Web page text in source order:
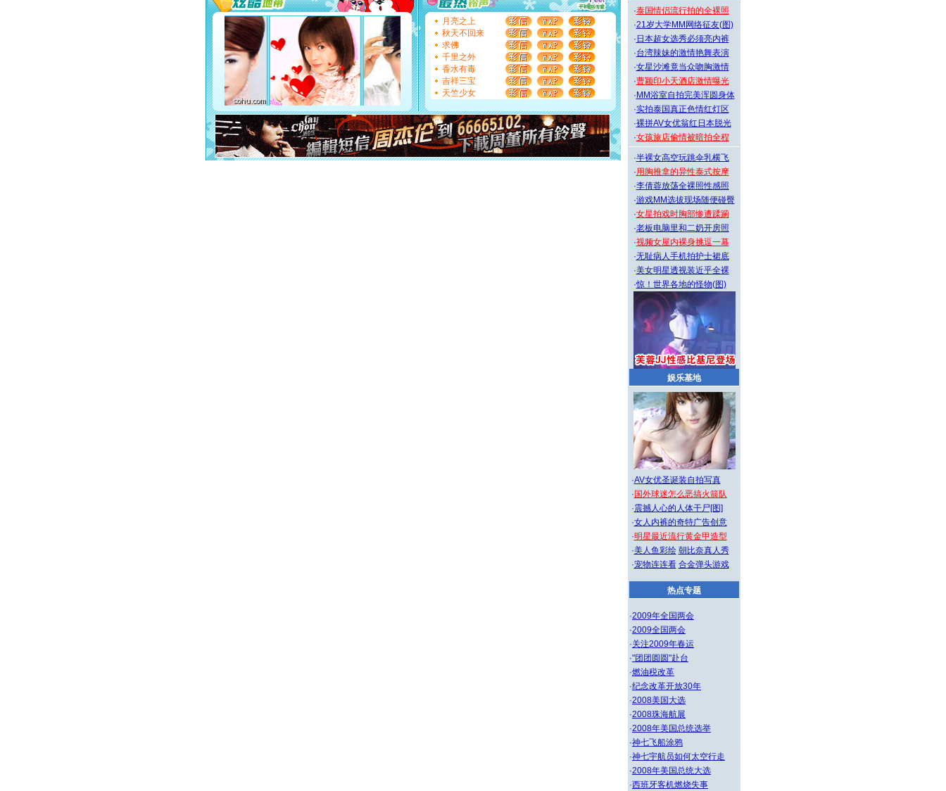
断电。爱你是我职业，想你是我事业，抱你是我特长，吻
你是我专业！水晶之恋祝你新年快乐
[元旦]
如果上天让我许三个愿望，一是今生今世和你在一
起；二是再生再世和你在一起；三是三生三世和你不再分
离。水晶之恋祝你新年快乐
[元旦]
当我狠下心扭头离去那一刻，你在我身后无助地哭
泣，这痛楚让我明白我多么爱你。我转身抱住你：这猪不
卖了。水晶之恋祝你新年快乐。
[春节] 风柔雨润好月圆，半岛铁盒伴身边，每日尽显开心
颜！冬去春来似水如烟，劳碌人生需尽欢！听一曲轻歌，
道一声平安！新年吉祥万事如愿
[春节]传说薰衣草有四片叶子：第一片叶子是信仰，第二
片叶子是希望，第三片叶子是爱情，第四片叶子是幸运。
送你一棵薰衣草，愿你新年快乐！
月亮之上
秋天不回来
求佛
千里之外
香水有毒
吉祥三宝
天竺少女
·泰国情侣流行拍的全裸照
·21岁大学MM网络征友(图)
· 日本超女选秀必须亮内裤
·台湾辣妹的激情艳舞表演
·女星沙滩竟当众吻胸激情
·曹颖印小天酒店激情曝光
· MM浴室自拍完美浑圆身体
·实拍泰国真正色情红灯区
·裸拼AV女优翁红日本脱光
·女孩旅店偷情被暗拍全程
·半裸女高空玩跳伞乳横飞
·用胸推拿的异性泰式按摩
·李倩蓉放荡全裸照性感照
·游戏MM选拔现场随便碰臀
·女星拍戏时胸部惨遭蹂躏
·老板电脑里和二奶开房照
·视频女屋内裸身挑逗一幕
·无耻病人手机拍护士裙底
·美女明星透视装近乎全裸
·惊！世界各地的怪物(图)
娱乐基地
·AV女优圣诞装自拍写真
· 国外球迷怎么恶搞火箭队
·震撼人心的人体干尸[图]
·女人内裤的奇特广告创意
·明星最近流行黄金甲造型
·美人鱼彩绘 朝比奈真人秀
·宠物连连看 合金弹头游戏
热点专题
·2009年全国两会
·2009全国两会
·关注2009年春运
·"团团圆圆"赴台
·燃油税改革
·纪念改革开放30年
·2008美国大选
·2008珠海航展
·2008年美国总统选举
·神七飞船涂鸦
·神七宇航员如何太空行走
·2008年美国总统大选
·西班牙客机燃烧失事